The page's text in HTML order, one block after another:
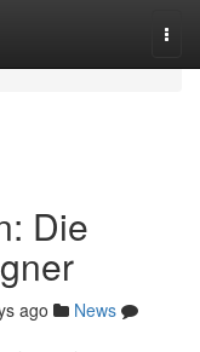
Die
ago
News